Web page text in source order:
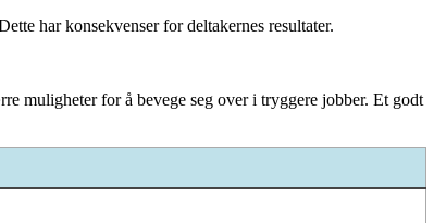
har konsekvenser for deltakernes resultater.
muligheter for å bevege seg over i tryggere jobber. Et godt